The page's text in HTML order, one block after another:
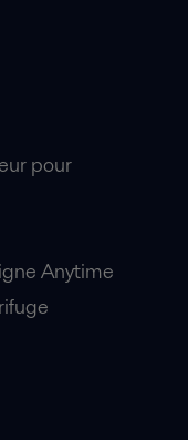
pour
Anytime